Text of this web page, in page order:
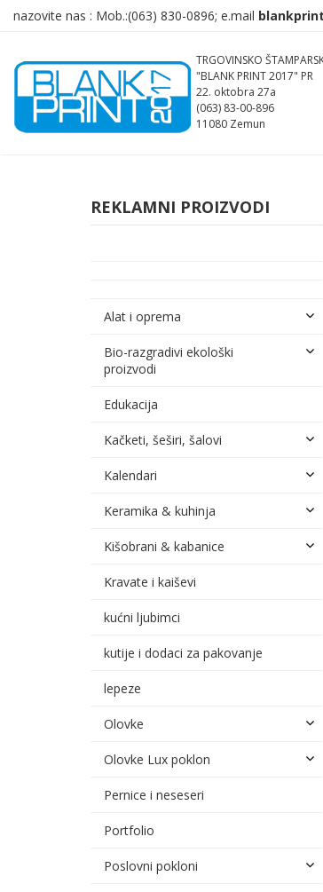
nazovite nas : Mob.:(063) 830-0896; e.mail
TRGOVINSKO
"BLANK PRINT 2017" PR
22. oktobra 27a
(063) 83-00-896
11080 Zemun
REKLAMNI PROIZVODI
Alat i oprema
Bio-razgradivi ekološki
proizvodi
Edukacija
Kačketi, šeširi, šalovi
Kalendari
Keramika & kuhinja
Kišobrani & kabanice
Kravate i kaiševi
kućni ljubimci
kutije i dodaci za pakovanje
lepeze
Olovke
Olovke Lux poklon
Pernice i neseseri
Portfolio
Poslovni pokloni